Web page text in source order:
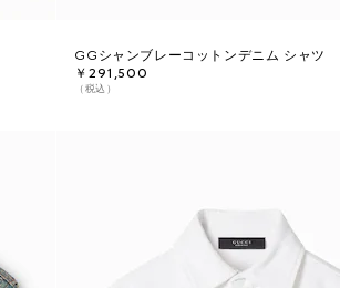
GGシャンブレーコットンデニム シャツ
￥291,500
（税込）